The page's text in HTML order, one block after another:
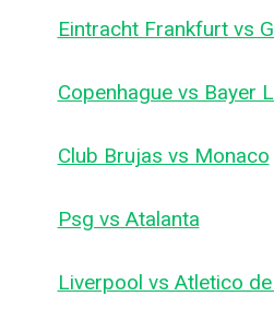
Eintracht Frankfurt vs
Copenhague vs Bayer
Club Brujas vs Monaco
Psg vs Atalanta
Liverpool vs Atletico